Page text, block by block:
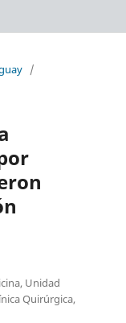
/
Unidad
Quirúrgica,